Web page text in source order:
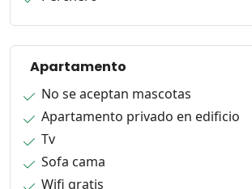
Apartamento
No se aceptan mascotas
Apartamento privado en edificio
Tv
Sofa cama
Wifi gratis